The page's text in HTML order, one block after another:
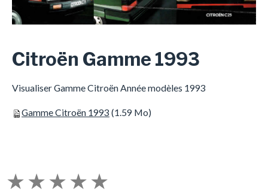
Citroën Gamme 1993
Visualiser Gamme Citroën Année modèles 1993
Gamme Citroën 1993 (1.59 Mo)
★★★★★